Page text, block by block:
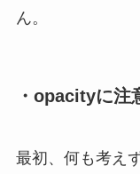
ん。
・opacityに注
最初、何も考え